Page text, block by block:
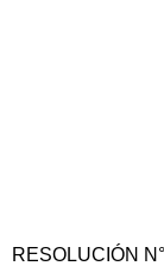
RESOLUCIÓN